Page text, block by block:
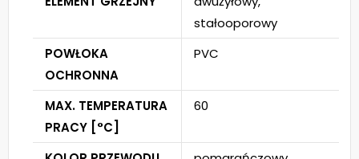
stałooporowy
POWŁOKA
OCHRONNA
PVC
MAX. TEMPERATURA
PRACY [°C]
60